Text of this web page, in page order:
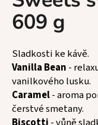
z
5
hvězdiček.
609 g
Sladkosti ke kávě.
Vanilla Bean -
vanilkového lusku.
Caramel- aroma
čerstvé smetany.
?